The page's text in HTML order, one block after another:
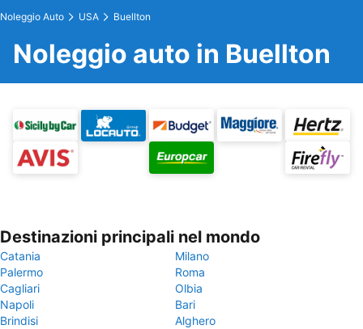
Noleggio Auto USA Buellton
Noleggio auto in Buellton
Destinazioni principali nel mondo
Catania
Milano
Palermo
Roma
Cagliari
Olbia
Napoli
Bari
Brindisi
Alghero